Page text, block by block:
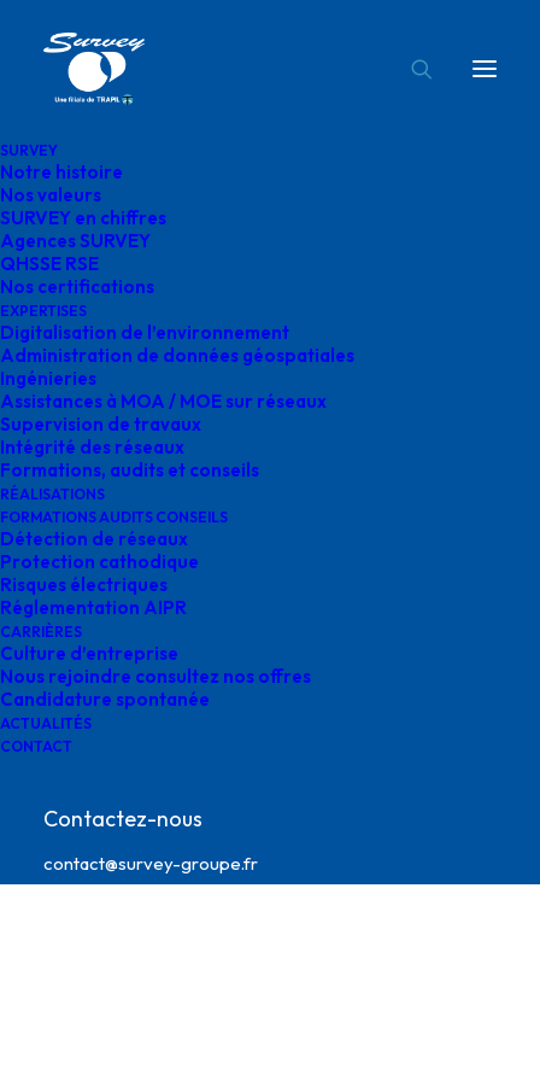
SURVEY
Notre histoire
Nos valeurs
SURVEY en chiffres
Agences SURVEY
QHSSE RSE
Nos certifications
EXPERTISES
Digitalisation de l’environnement
Administration de données géospatiales
Ingénieries
Assistances à MOA / MOE sur réseaux
Supervision de travaux
Intégrité des réseaux
Formations, audits et conseils
RÉALISATIONS
FORMATIONS AUDITS CONSEILS
Détection de réseaux
Protection cathodique
Risques électriques
Réglementation AIPR
CARRIÈRES
Culture d’entreprise
Nous rejoindre consultez nos offres
Candidature spontanée
ACTUALITÉS
CONTACT
Contactez-nous
contact@survey-groupe.fr
Accueil
survey genie civil